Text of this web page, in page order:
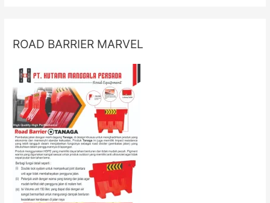
ROAD BARRIER MARVEL